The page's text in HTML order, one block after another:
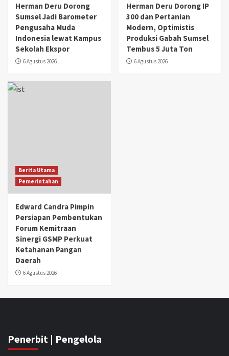
Herman Deru Dorong
Sumsel Jadi Barometer
Pengusaha Muda
Indonesia lewat Kampus
Sekolah Ekspor
6 Agustus 2026
Herman Deru Dorong IP
300 dan Pertanian
Modern, Optimistis
Produksi Gabah Sumsel
Tembus 5 Juta Ton
6 Agustus 2026
Berita Utama
Pemerintahan
Edward Candra Pimpin
Persiapan Pembentukan
Forum Kemitraan
Sinergi GSMP Perkuat
Ketahanan Pangan
Daerah
6 Agustus 2026
Penerbit | Pengelola